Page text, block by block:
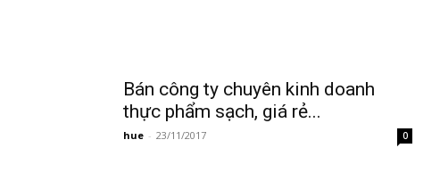
Bán công ty chuyên kinh doanh
thực phẩm sạch, giá rẻ...
hue - 23/11/2017 0